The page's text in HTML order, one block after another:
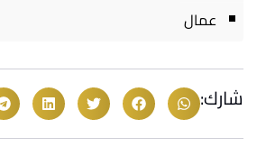
عمال
شارك: